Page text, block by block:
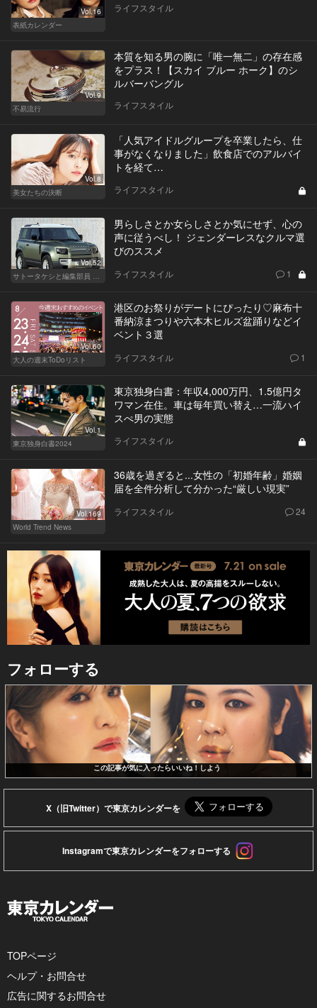
Vol.16
表紙カレンダー
ライフスタイル
Vol.9
不易流行
本質を知る男の腕に「唯一無二」の存在感
をプラス！【スカイ ブルー ホーク】のシ
ルバーバングル
ライフスタイル
Vol.8
美女たちの決断
「人気アイドルグループを卒業したら、仕
事がなくなりました」飲食店でのアルバイ
トを経て…
ライフスタイル
Vol.52
男らしさとか女らしさとか気にせず、心の
声に従うべし！ ジェンダーレスなクルマ選
びのススメ
ライフスタイル 1
Vol.60
大人の週末ToDoリスト
港区のお祭りがデートにぴったり♡麻布十
番納涼まつりや六本木ヒルズ盆踊りなどイ
ベント３選
ライフスタイル 1
Vol.1
東京独身白書2024
東京独身白書：年収4,000万円、1.5億円タ
ワマン在住。車は毎年買い替え…一流ハイ
スぺ男の実態
ライフスタイル
Vol.169
World Trend News
36歳を過ぎると...女性の「初婚年齢」婚姻
届を全件分析して分かった“厳しい現実”
ライフスタイル 24
フォローする
この記事が気に入ったらいいね！しよう
X（旧Twitter）で東京カレンダーを
Instagramで東京カレンダーをフォローする
TOPページ
ヘルプ・お問合せ
広告に関するお問合せ